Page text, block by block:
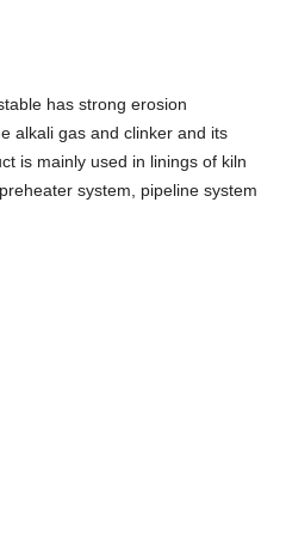
has strong erosion
alkali gas and clinker and its
is mainly used in linings of kiln
system, pipeline system